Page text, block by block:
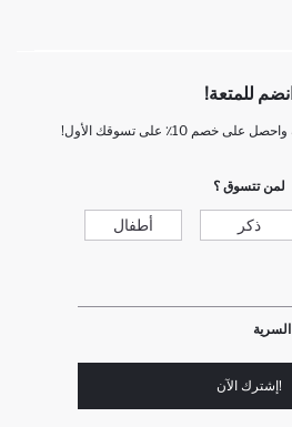
للمتعة!
10٪ على تسوقك الأول!
لمن تتسوق ؟
ذكر أطفال
!إشترك الآن